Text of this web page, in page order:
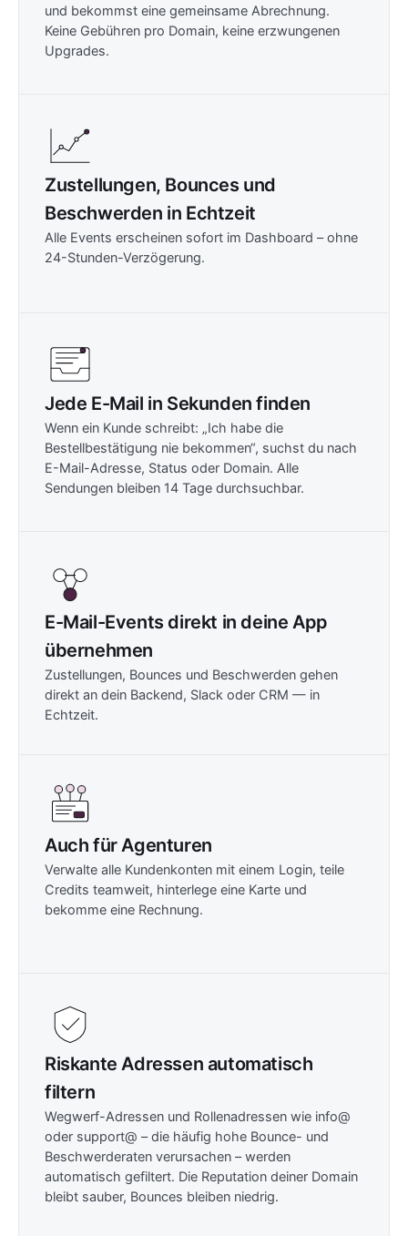
und bekommst eine gemeinsame Abrechnung.
Keine Gebühren pro Domain, keine erzwungenen
Upgrades.
Zustellungen, Bounces und
Beschwerden in Echtzeit
Alle Events erscheinen sofort im Dashboard – ohne
24-Stunden-Verzögerung.
Jede E-Mail in Sekunden finden
Wenn ein Kunde schreibt: „Ich habe die
Bestellbestätigung nie bekommen“, suchst du nach
E-Mail-Adresse, Status oder Domain. Alle
Sendungen bleiben 14 Tage durchsuchbar.
E-Mail-Events direkt in deine App
übernehmen
Zustellungen, Bounces und Beschwerden gehen
direkt an dein Backend, Slack oder CRM — in
Echtzeit.
Auch für Agenturen
Verwalte alle Kundenkonten mit einem Login, teile
Credits teamweit, hinterlege eine Karte und
bekomme eine Rechnung.
Riskante Adressen automatisch
filtern
Wegwerf-Adressen und Rollenadressen wie info@
oder support@ – die häufig hohe Bounce- und
Beschwerderaten verursachen – werden
automatisch gefiltert. Die Reputation deiner Domain
bleibt sauber, Bounces bleiben niedrig.